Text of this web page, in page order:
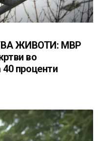
ЖИВОТИ: МВР
во
40 проценти